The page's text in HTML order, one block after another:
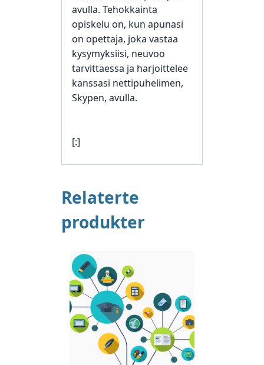
avulla. Tehokkainta
opiskelu on, kun apunasi
on opettaja, joka vastaa
kysymyksiisi, neuvoo
tarvittaessa ja harjoittelee
kanssasi nettipuhelimen,
Skypen, avulla.
[:]
Relaterte
produkter